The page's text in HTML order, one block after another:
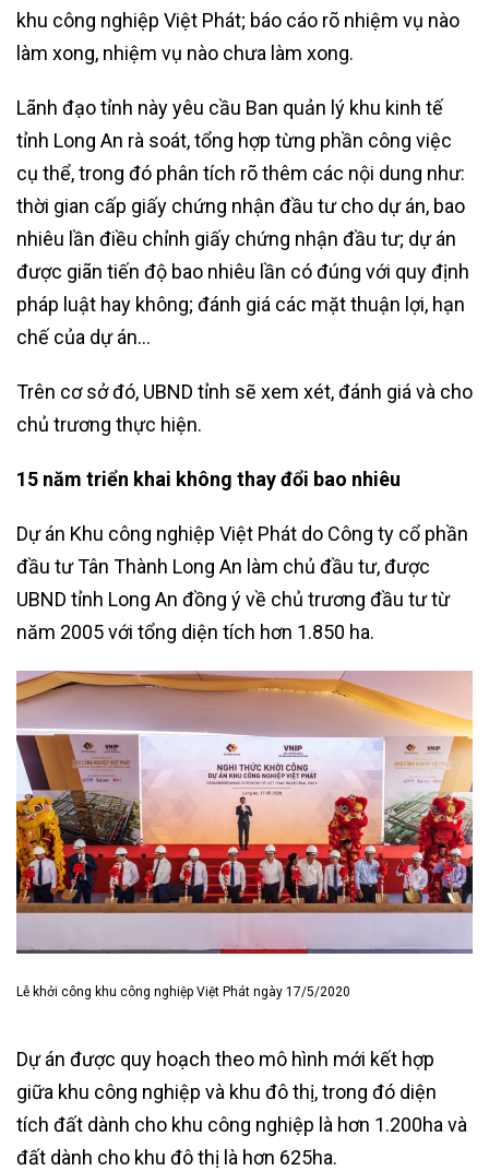
khu công nghiệp Việt Phát; báo cáo rõ nhiệm vụ nào
làm xong, nhiệm vụ nào chưa làm xong.
Lãnh đạo tỉnh này yêu cầu Ban quản lý khu kinh tế
tỉnh Long An rà soát, tổng hợp từng phần công việc
cụ thể, trong đó phân tích rõ thêm các nội dung như:
thời gian cấp giấy chứng nhận đầu tư cho dự án, bao
nhiêu lần điều chỉnh giấy chứng nhận đầu tư; dự án
được giãn tiến độ bao nhiêu lần có đúng với quy định
pháp luật hay không; đánh giá các mặt thuận lợi, hạn
chế của dự án…
Trên cơ sở đó, UBND tỉnh sẽ xem xét, đánh giá và cho
chủ trương thực hiện.
15 năm triển khai không thay đổi bao nhiêu
Dự án Khu công nghiệp Việt Phát do Công ty cổ phần
đầu tư Tân Thành Long An làm chủ đầu tư, được
UBND tỉnh Long An đồng ý về chủ trương đầu tư từ
năm 2005 với tổng diện tích hơn 1.850 ha.
Lễ khởi công khu công nghiệp Việt Phát ngày 17/5/2020
Dự án được quy hoạch theo mô hình mới kết hợp
giữa khu công nghiệp và khu đô thị, trong đó diện
tích đất dành cho khu công nghiệp là hơn 1.200ha và
đất dành cho khu đô thị là hơn 625ha.